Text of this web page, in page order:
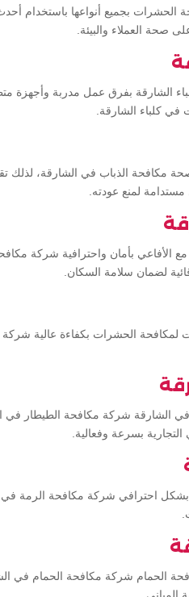
بجميع أنواعها باستخدام
صحة العملاء والبيئة.
الشارقة بفرق عمل مدربة وأجهزة
كلباء الشارقة.
مكافحة الذباب في الشارقة، لذلك
لمنع عودته.
الأفاعي بأمان واحترافية شركة
لضمان سلامة السكان.
لمكافحة الحشرات بكفاءة عالية
الشارقة شركة مكافحة الطيطار في
بسرعة وفعالية.
بشكل احترافي شركة مكافحة الرمة
الحمام شركة مكافحة الحمام في